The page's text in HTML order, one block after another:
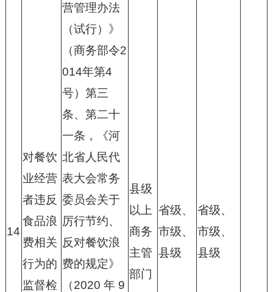
14
对餐饮
业经营
者违反
食品浪
费相关
行为的
监督检
营管理办法
（试行）》
（商务部令2
014年第4
号）第三
条、第二十
一条，《河
北省人民代
表大会常务
委员会关于
厉行节约、
反对餐饮浪
费的规定》
（2020 年 9
县级
以上
商务
主管
部门
省级、
市级、
县级
省级、
市级、
县级